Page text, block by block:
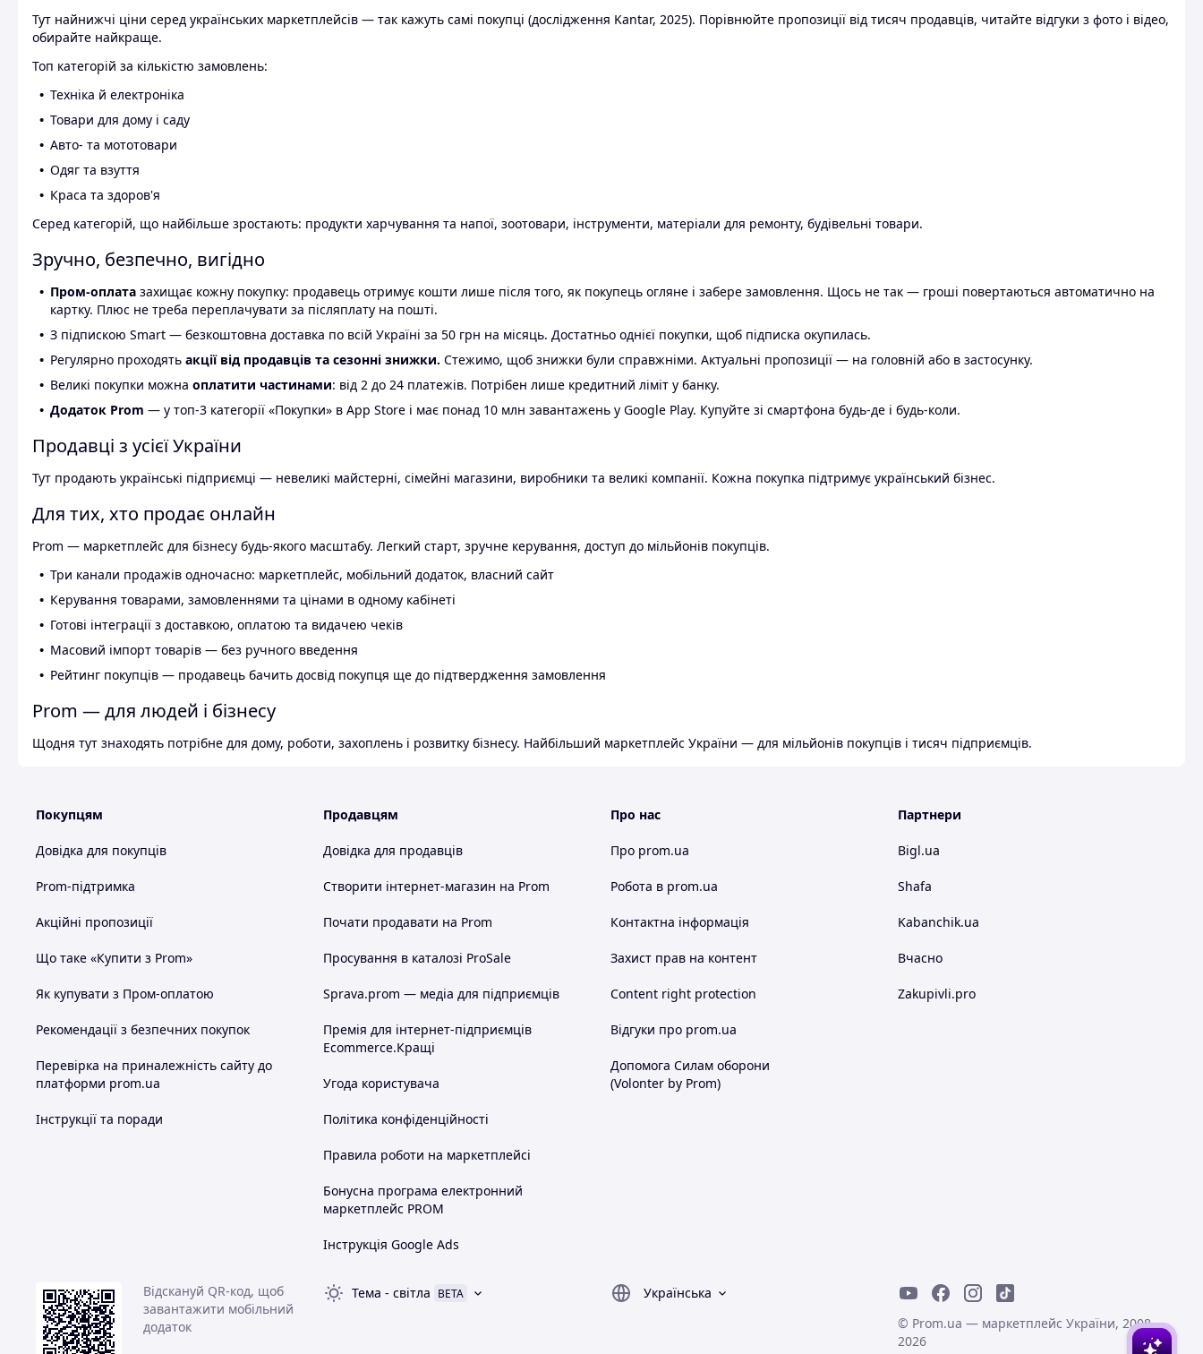
Тут найнижчі ціни серед українських маркетплейсів — так кажуть самі покупці (дослідження Kantar, 2025). Порівнюйте пропозиції від тисяч продавців, читайте відгуки з фото і відео,
обирайте найкраще.
Топ категорій за кількістю замовлень:
Техніка й електроніка
Товари для дому і саду
Авто- та мототовари
Одяг та взуття
Краса та здоров'я
Серед категорій, що найбільше зростають: продукти харчування та напої, зоотовари, інструменти, матеріали для ремонту, будівельні товари.
Зручно, безпечно, вигідно
Пром-оплата захищає кожну покупку: продавець отримує кошти лише після того, як покупець огляне і забере замовлення. Щось не так — гроші повертаються автоматично на
картку. Плюс не треба переплачувати за післяплату на пошті.
З підпискою Smart — безкоштовна доставка по всій Україні за 50 грн на місяць. Достатньо однієї покупки, щоб підписка окупилась.
Регулярно проходять акції від продавців та сезонні знижки. Стежимо, щоб знижки були справжніми. Актуальні пропозиції — на головній або в застосунку.
Великі покупки можна оплатити частинами: від 2 до 24 платежів. Потрібен лише кредитний ліміт у банку.
Додаток Prom — у топ-3 категорії «Покупки» в App Store і має понад 10 млн завантажень у Google Play. Купуйте зі смартфона будь-де і будь-коли.
Продавці з усієї України
Тут продають українські підприємці — невеликі майстерні, сімейні магазини, виробники та великі компанії. Кожна покупка підтримує український бізнес.
Для тих, хто продає онлайн
Prom — маркетплейс для бізнесу будь-якого масштабу. Легкий старт, зручне керування, доступ до мільйонів покупців.
Три канали продажів одночасно: маркетплейс, мобільний додаток, власний сайт
Керування товарами, замовленнями та цінами в одному кабінеті
Готові інтеграції з доставкою, оплатою та видачею чеків
Масовий імпорт товарів — без ручного введення
Рейтинг покупців — продавець бачить досвід покупця ще до підтвердження замовлення
Prom — для людей і бізнесу
Щодня тут знаходять потрібне для дому, роботи, захоплень і розвитку бізнесу. Найбільший маркетплейс України — для мільйонів покупців і тисяч підприємців.
Покупцям
Довідка для покупців
Prom-підтримка
Акційні пропозиції
Що таке «Купити з Prom»
Як купувати з Пром-оплатою
Рекомендації з безпечних покупок
Перевірка на приналежність сайту до
платформи prom.ua
Інструкції та поради
Продавцям
Довідка для продавців
Створити інтернет-магазин на Prom
Почати продавати на Prom
Просування в каталозі ProSale
Sprava.prom — медіа для підприємців
Премія для інтернет-підприємців
Ecommerce.Кращі
Угода користувача
Політика конфіденційності
Правила роботи на маркетплейсі
Бонусна програма електронний
маркетплейс PROM
Інструкція Google Ads
Про нас
Про prom.ua
Робота в prom.ua
Контактна інформація
Захист прав на контент
Content right protection
Відгуки про prom.ua
Допомога Силам оборони
(Volonter by Prom)
Партнери
Bigl.ua
Shafa
Kabanchik.ua
Вчасно
Zakupivli.pro
Відскануй QR-код, щоб
завантажити мобільний
додаток
Тема - світла BETA
Українська
© Prom.ua — маркетплейс України, 2008-
2026